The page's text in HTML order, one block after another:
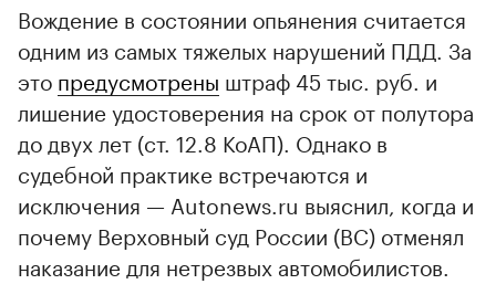
Вождение в состоянии опьянения считается
одним из самых тяжелых нарушений ПДД. За
это предусмотрены штраф 45 тыс. руб. и
лишение удостоверения на срок от полутора
до двух лет (ст. 12.8 КоАП). Однако в
судебной практике встречаются и
исключения — Autonews.ru выяснил, когда и
почему Верховный суд России (ВС) отменял
наказание для нетрезвых автомобилистов.